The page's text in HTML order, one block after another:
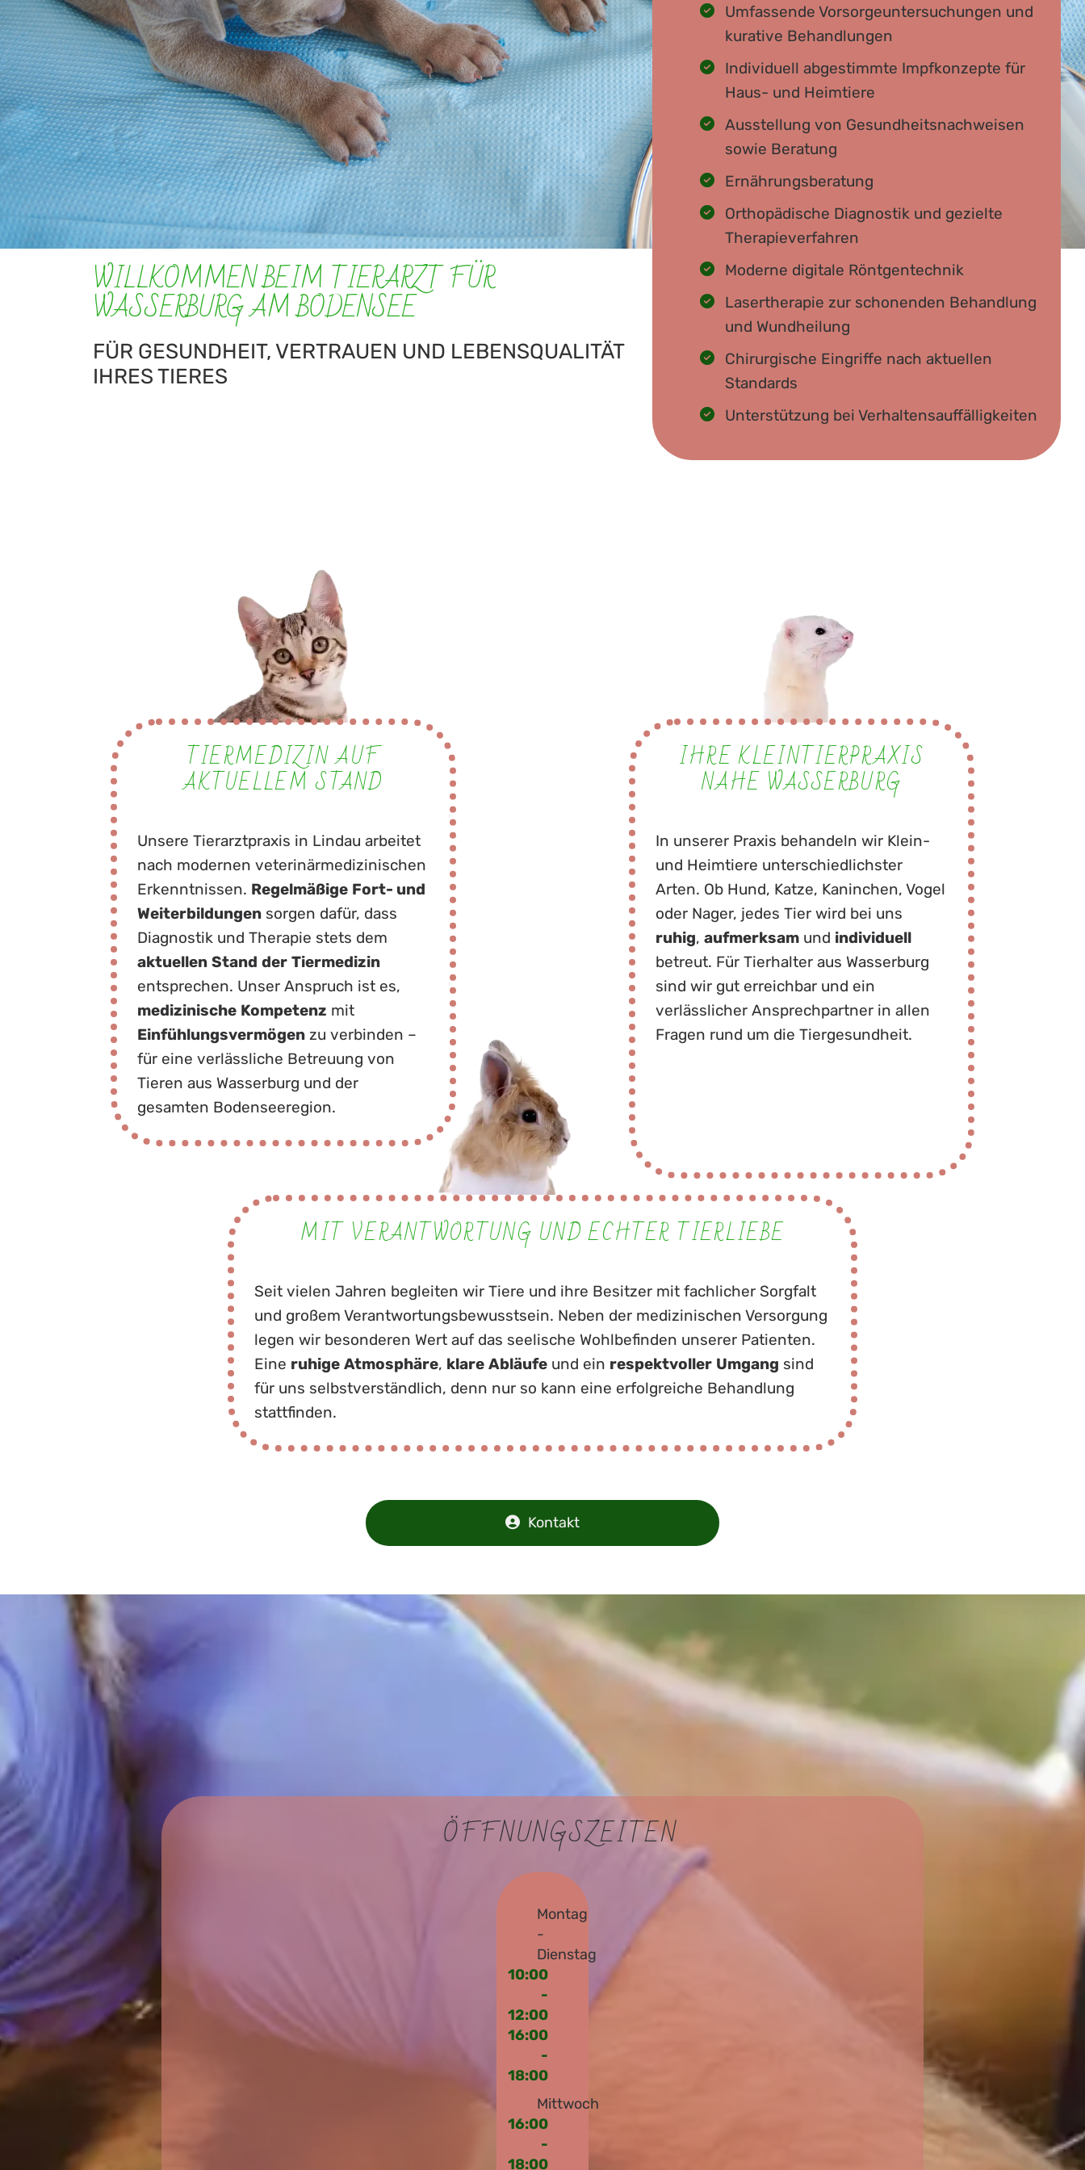
WILLKOMMEN BEIM TIERARZT FÜR
WASSERBURG AM BODENSEE
FÜR GESUNDHEIT, VERTRAUEN UND LEBENSQUALITÄT
IHRES TIERES
Umfassende Vorsorgeuntersuchungen und
kurative Behandlungen
Individuell abgestimmte Impfkonzepte für
Haus- und Heimtiere
Ausstellung von Gesundheitsnachweisen
sowie Beratung
Ernährungsberatung
Orthopädische Diagnostik und gezielte
Therapieverfahren
Moderne digitale Röntgentechnik
Lasertherapie zur schonenden Behandlung
und Wundheilung
Chirurgische Eingriffe nach aktuellen
Standards
Unterstützung bei Verhaltensauffälligkeiten
TIERMEDIZIN AUF
AKTUELLEM STAND
Unsere Tierarztpraxis in Lindau arbeitet
nach modernen veterinärmedizinischen
Erkenntnissen. Regelmäßige Fort- und
Weiterbildungensorgen dafür, dass
Diagnostik und Therapie stets dem
aktuellen Stand der Tiermedizin
entsprechen. Unser Anspruch ist es,
medizinische Kompetenz mit
Einfühlungsvermögenzu verbinden –
für eine verlässliche Betreuung von
Tieren aus Wasserburg und der
gesamten Bodenseeregion.
IHRE KLEINTIERPRAXIS
NAHE WASSERBURG
In unserer Praxis behandeln wir Klein-
und Heimtiere unterschiedlichster
Arten. Ob Hund, Katze, Kaninchen, Vogel
oder Nager, jedes Tier wird bei uns
ruhig, aufmerksamund individuell
betreut. Für Tierhalter aus Wasserburg
sind wir gut erreichbar und ein
verlässlicher Ansprechpartner in allen
Fragen rund um die Tiergesundheit.
MIT VERANTWORTUNG UND ECHTER TIERLIEBE
Seit vielen Jahren begleiten wir Tiere und ihre Besitzer mit fachlicher Sorgfalt
und großem Verantwortungsbewusstsein. Neben der medizinischen Versorgung
legen wir besonderen Wert auf das seelische Wohlbefinden unserer Patienten.
Eine ruhige Atmosphäre, klare Abläufe und ein respektvoller Umgang sind
für uns selbstverständlich, denn nur so kann eine erfolgreiche Behandlung
stattfinden.
Kontakt
ÖFFNUNGSZEITEN
Montag
-
Dienstag
10:00
-
12:00
16:00
-
18:00
Mittwoch
16:00
-
18:00